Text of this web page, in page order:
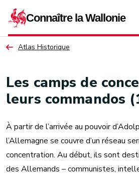
Atlas Historique
Les camps de
leurs commandos
À partir de l’arrivée au pouvoir
l’Allemagne se couvre d’un réseau
concentration. Au début, ils sont
des Allemands – communistes,